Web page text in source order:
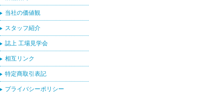
当社の価値観
スタッフ紹介
誌上 工場見学会
相互リンク
特定商取引表記
プライバシーポリシー